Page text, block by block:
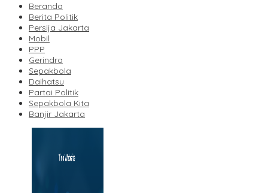
Beranda
Berita Politik
Persija Jakarta
Mobil
PPP
Gerindra
Sepakbola
Daihatsu
Partai Politik
Sepakbola Kita
Banjir Jakarta